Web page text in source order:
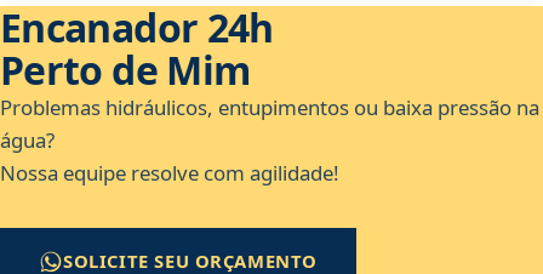
Encanador 24h
Perto de Mim
Problemas hidráulicos, entupimentos ou baixa pressão na
água?
Nossa equipe resolve com agilidade!
SOLICITE SEU ORÇAMENTO